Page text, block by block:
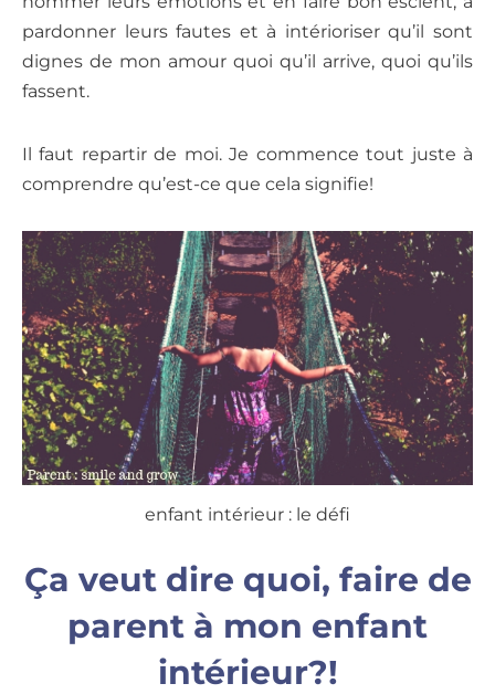
pardonner leurs fautes et à intérioriser qu’il sont
dignes de mon amour quoi qu’il arrive, quoi qu’ils
fassent.
Il faut repartir de moi. Je commence tout juste à
comprendre qu’est-ce que cela signifie!
enfant intérieur : le défi
Ça veut dire quoi, faire de
parent à mon enfant
intérieur?!